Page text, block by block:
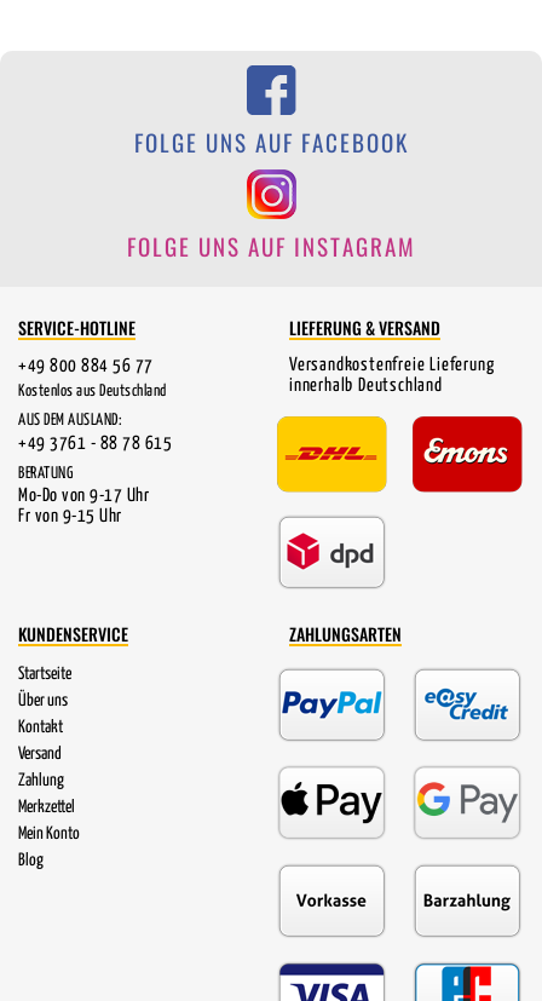
FOLGE UNS AUF FACEBOOK
FOLGE UNS AUF INSTAGRAM
SERVICE-HOTLINE
+49 800 884 56 77
Kostenlos aus Deutschland
AUS DEM AUSLAND:
+49 3761 - 88 78 615
BERATUNG
Mo-Do von 9-17 Uhr
Fr von 9-15 Uhr
LIEFERUNG & VERSAND
Versandkostenfreie Lieferung
innerhalb Deutschland
KUNDENSERVICE
Startseite
Über uns
Kontakt
Versand
Zahlung
Merkzettel
Mein Konto
Blog
ZAHLUNGSARTEN